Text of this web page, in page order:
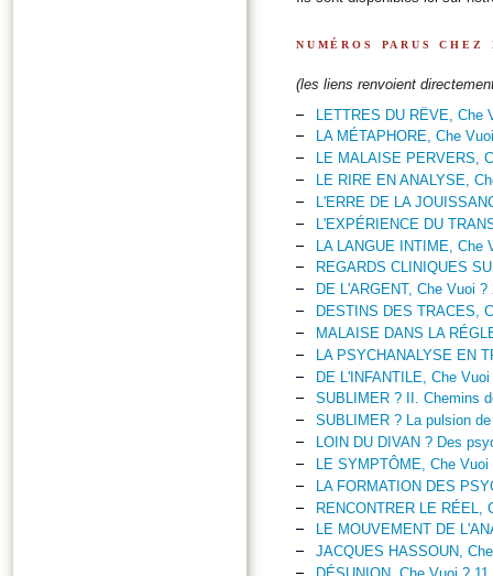
numéros parus
(les liens renvoient
LETTRES DU RÊVE, Che
LA MÉTAPHORE, Che
LE MALAISE PERVERS,
LE RIRE EN ANALYSE,
L'ERRE DE LA
L'EXPÉRIENCE DU
LA LANGUE INTIME, Che
REGARDS CLINIQUES
DE L'ARGENT, Che Vuoi ?
DESTINS DES TRACES,
MALAISE DANS LA
LA PSYCHANALYSE EN
DE L'INFANTILE, Che
SUBLIMER ? II. Chemins
SUBLIMER ? La pulsion
LOIN DU DIVAN ? Des
LE SYMPTÔME, Che
LA FORMATION DES
RENCONTRER LE RÉEL,
LE MOUVEMENT DE
JACQUES HASSOUN,